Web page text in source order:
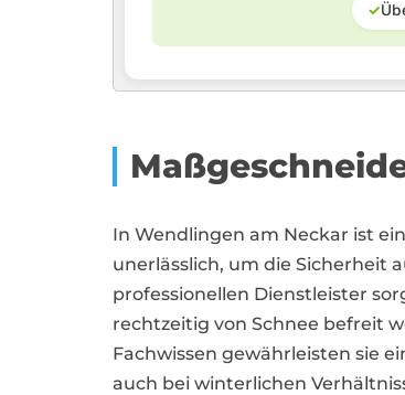
✓
In Wendlingen am Neckar ist
unerlässlich, um die Sicherheit
professionellen Dienstleister
rechtzeitig von Schnee befreit
Fachwissen gewährleisten sie
auch bei winterlichen